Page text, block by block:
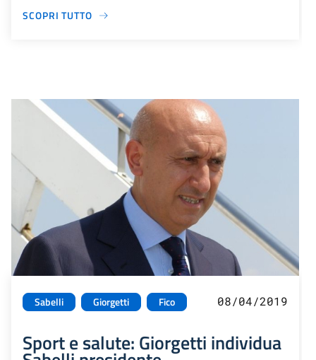
SCOPRI TUTTO
Sabelli Giorgetti Fico 08/04/2019
Sport e salute: Giorgetti individua